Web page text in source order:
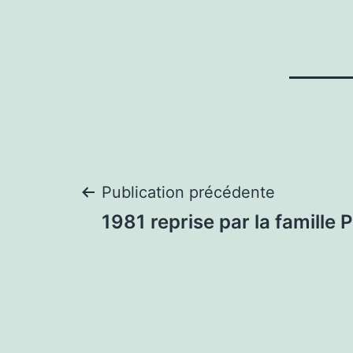
Navigation
Publication précédente
1981 reprise par la famille